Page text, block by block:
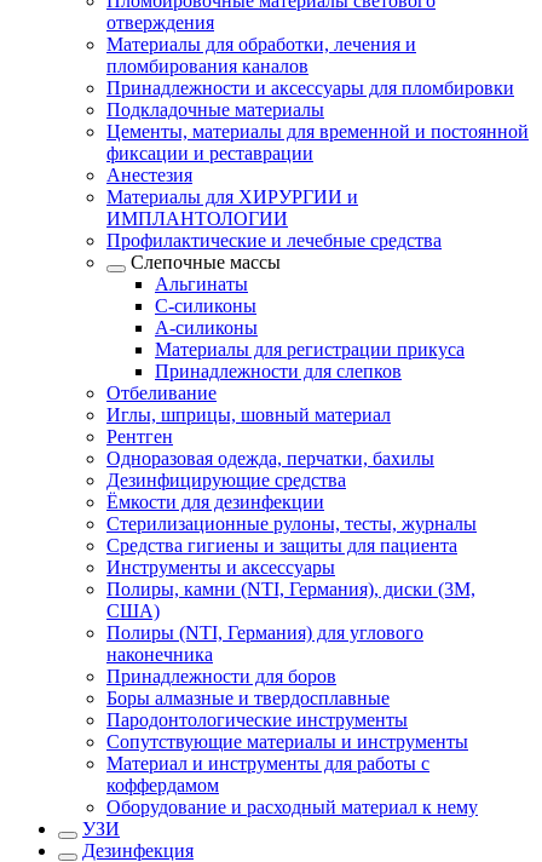
отверждения
Материалы для обработки, лечения и
пломбирования каналов
Принадлежности и аксессуары для пломбировки
Подкладочные материалы
Цементы, материалы для временной и постоянной
фиксации и реставрации
Анестезия
Материалы для ХИРУРГИИ и
ИМПЛАНТОЛОГИИ
Профилактические и лечебные средства
Слепочные массы
Альгинаты
С-силиконы
А-силиконы
Материалы для регистрации прикуса
Принадлежности для слепков
Отбеливание
Иглы, шприцы, шовный материал
Рентген
Одноразовая одежда, перчатки, бахилы
Дезинфицирующие средства
Ёмкости для дезинфекции
Стерилизационные рулоны, тесты, журналы
Средства гигиены и защиты для пациента
Инструменты и аксессуары
Полиры, камни (NTI, Германия), диски (3М,
США)
Полиры (NTI, Германия) для углового
наконечника
Принадлежности для боров
Боры алмазные и твердосплавные
Пародонтологические инструменты
Сопутствующие материалы и инструменты
Материал и инструменты для работы с
коффердамом
Оборудование и расходный материал к нему
УЗИ
Дезинфекция